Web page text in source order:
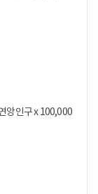
앙인구 x 100,000